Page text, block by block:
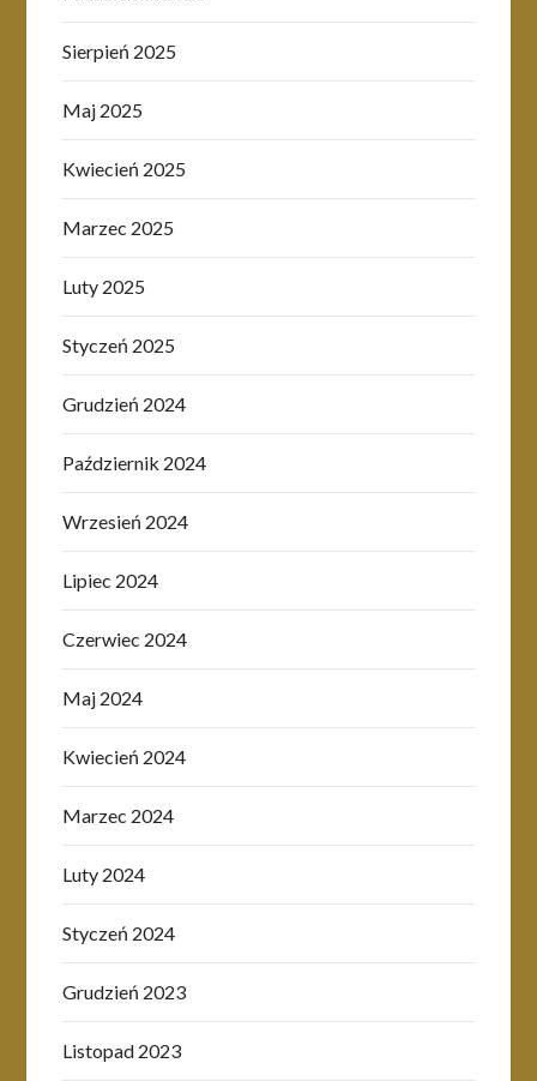
Sierpień 2025
Maj 2025
Kwiecień 2025
Marzec 2025
Luty 2025
Styczeń 2025
Grudzień 2024
Październik 2024
Wrzesień 2024
Lipiec 2024
Czerwiec 2024
Maj 2024
Kwiecień 2024
Marzec 2024
Luty 2024
Styczeń 2024
Grudzień 2023
Listopad 2023